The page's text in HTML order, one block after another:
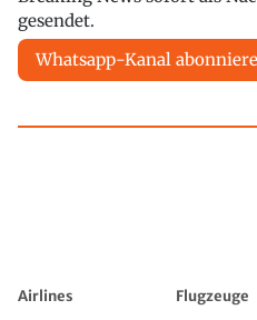
gesendet.
Whatsapp-Kanal
Airlines Flugzeuge